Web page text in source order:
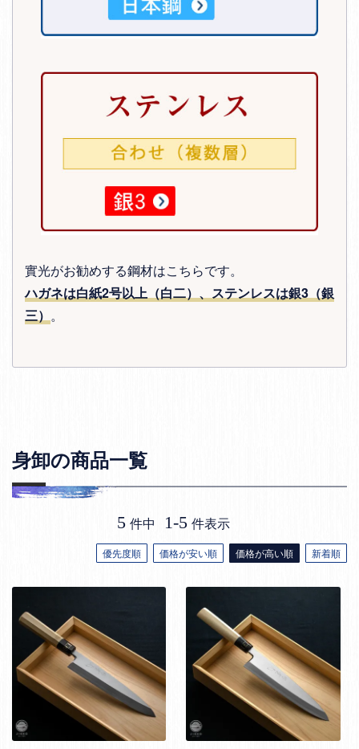
實光がお勧めする鋼材はこちらです。
ハガネは白紙2号以上（白二）、ステンレスは銀3（銀
三） 。
身卸の商品一覧
優先度順 価格が安い順 価格が高い順 新着順
5 件中 1-5 件表示